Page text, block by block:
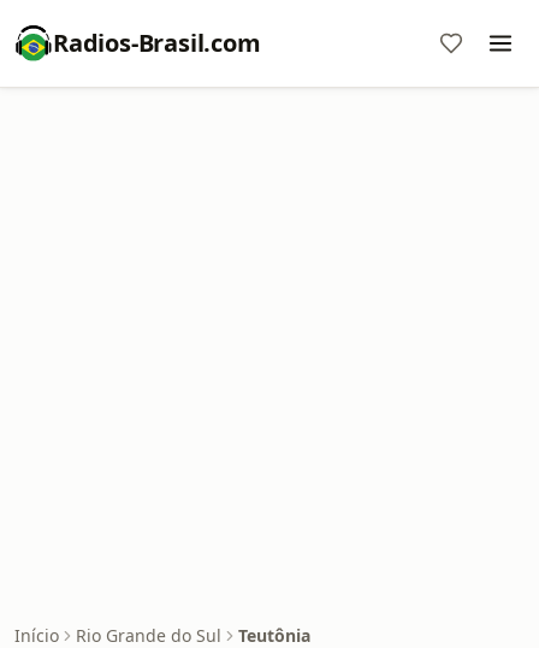
Radios-Brasil.com
Início Rio Grande do Sul Teutônia